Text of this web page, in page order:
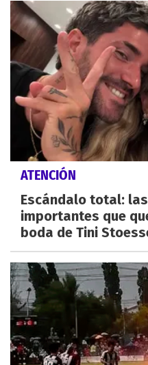
ATENCIÓN
Escándalo total:
importantes que
boda de Tini